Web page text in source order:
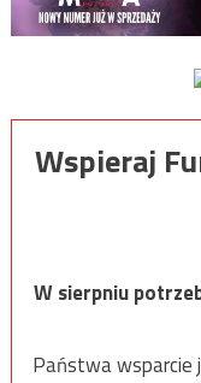
Wspieraj
W sierpniu
Państwa wsparcie